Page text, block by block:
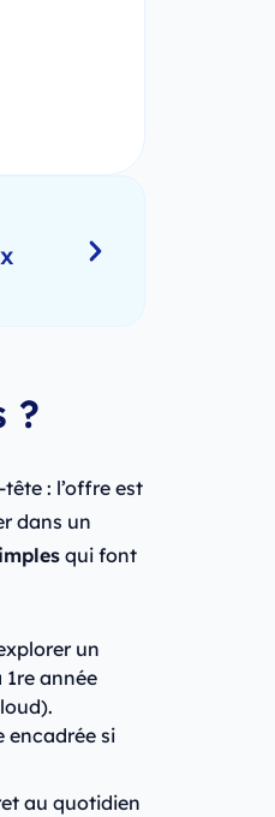
?
: l’offre est
dans un
qui font
un
année
encadrée si
au quotidien